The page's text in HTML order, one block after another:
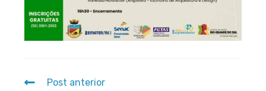
Post anterior